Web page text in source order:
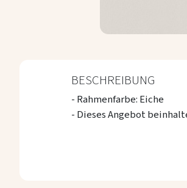
BESCHREIBUNG
- Rahmenfarbe: Eiche
- Dieses Angebot